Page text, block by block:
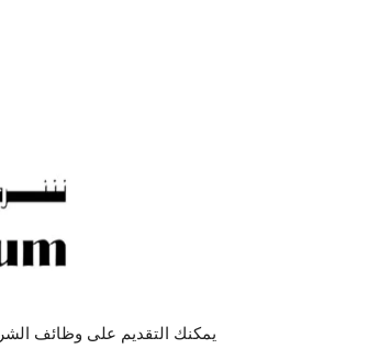
يمكنك التقديم على وظائف